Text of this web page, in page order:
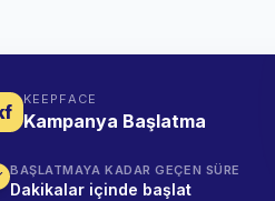
KEEPFACE
Kampanya Başlatma
BAŞLATMAYA KADAR GEÇEN SÜRE
Dakikalar içinde başlat